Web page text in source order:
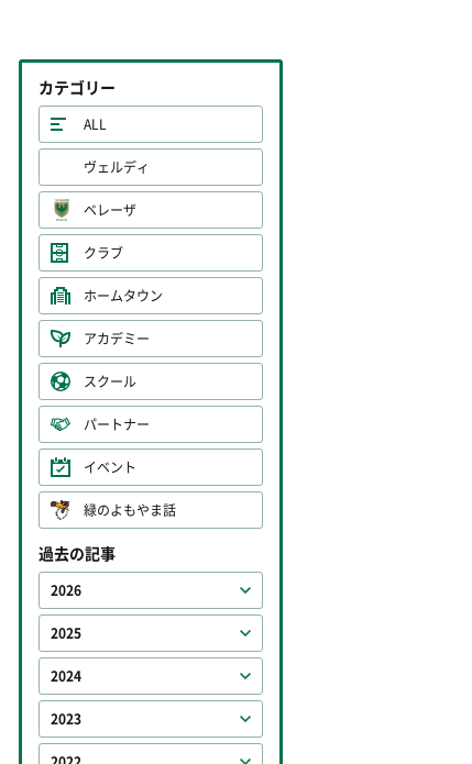
カテゴリー
ALL
ヴェルディ
ベレーザ
クラブ
ホームタウン
アカデミー
スクール
パートナー
イベント
緑のよもやま話
過去の記事
2026
2025
2024
2023